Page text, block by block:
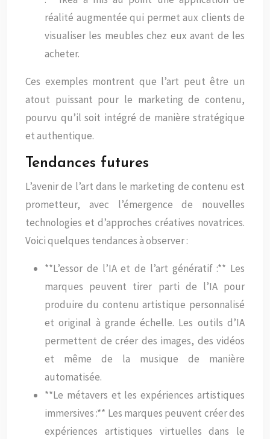
réalité augmentée qui permet aux clients de
visualiser les meubles chez eux avant de les
acheter.
Ces exemples montrent que l’art peut être un
atout puissant pour le marketing de contenu,
pourvu qu’il soit intégré de manière stratégique
et authentique.
Tendances futures
L’avenir de l’art dans le marketing de contenu est
prometteur, avec l’émergence de nouvelles
technologies et d’approches créatives novatrices.
Voici quelques tendances à observer :
**L’essor de l’IA et de l’art génératif :** Les
marques peuvent tirer parti de l’IA pour
produire du contenu artistique personnalisé
et original à grande échelle. Les outils d’IA
permettent de créer des images, des vidéos
et même de la musique de manière
automatisée.
**Le métavers et les expériences artistiques
immersives :** Les marques peuvent créer des
expériences artistiques virtuelles dans le